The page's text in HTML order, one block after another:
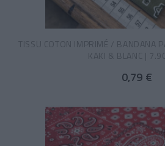
TISSU COTON IMPRIMÉ / BANDANA
KAKI & BLANC |
0,79 €